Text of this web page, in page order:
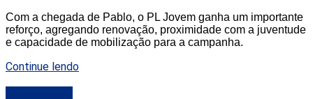
Com a chegada de Pablo, o PL Jovem ganha um importante
reforço, agregando renovação, proximidade com a juventude
e capacidade de mobilização para a campanha.
Continue lendo